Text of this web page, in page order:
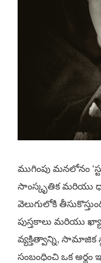
ముగింపు మనలోనం
సాంస్కృతిక మరియు
వెలుగులోకి
పుస్తకాలు మరియు
వ్యక్తిత్వాన్ని, సామాజిక
సంబంధించి ఒక అర్థం